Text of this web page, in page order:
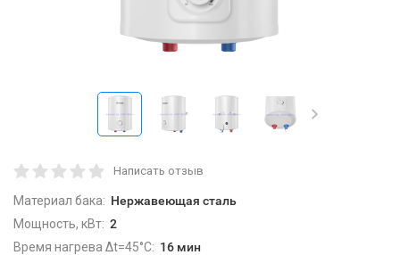
Написать отзыв
Материал бака: Нержавеющая сталь
Мощность, кВт: 2
Время нагрева Δt=45°C: 16 мин